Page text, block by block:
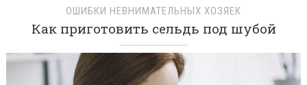
ОШИБКИ НЕВНИМАТЕЛЬНЫХ ХОЗЯЕК
Как приготовить сельдь под шубой